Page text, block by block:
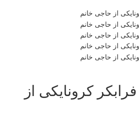
کرونایکی از